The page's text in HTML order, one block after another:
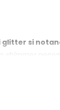
glitter si
la pelle